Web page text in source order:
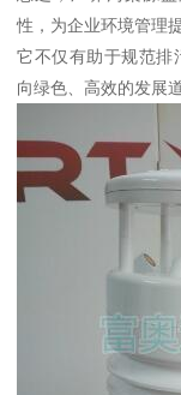
性，为企业环境管理
它不仅有助于规范排
向绿色、高效的发展道